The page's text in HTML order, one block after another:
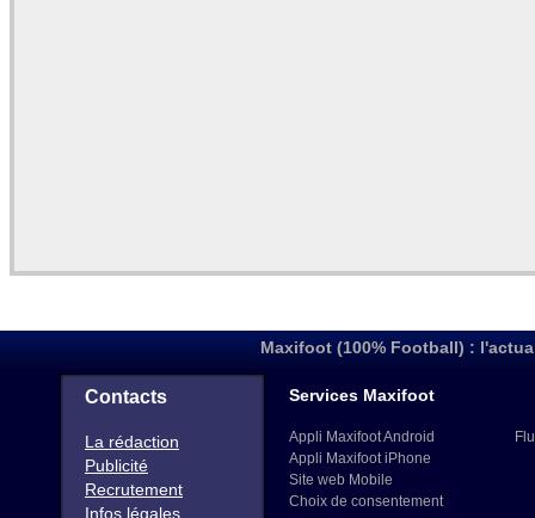
Maxifoot (100% Football) :
Contacts
La rédaction
Publicité
Recrutement
Infos légales
Services Maxifoot
Appli Maxifoot Android
Appli Maxifoot iPhone
Site web Mobile
Choix de consentement